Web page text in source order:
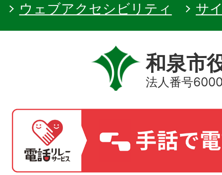
ウェブアクセシビリティ
サ
和泉市
法人番号